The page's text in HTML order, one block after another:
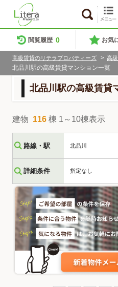
閲覧履歴 0 お気
高級賃貸のリテラプロパティーズ > 高
北品川駅の高級賃貸マンション一覧
北品川駅の高級賃貸
建物 116 棟 1～10棟表示
路線・駅 北品川
詳細条件 指定なし